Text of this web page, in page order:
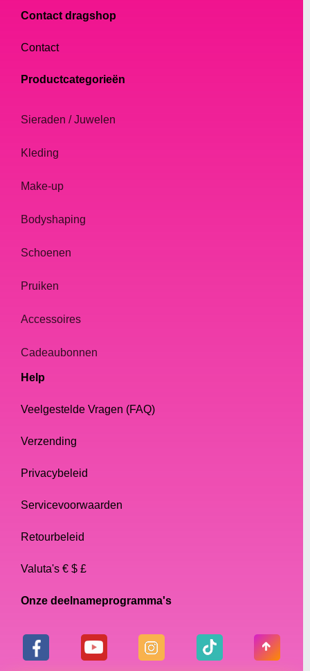
Contact dragshop
Contact
Productcategorieën
Sieraden / Juwelen
Kleding
Make-up
Bodyshaping
Schoenen
Pruiken
Accessoires
Cadeaubonnen
Help
Veelgestelde Vragen (FAQ)
Verzending
Privacybeleid
Servicevoorwaarden
Retourbeleid
Valuta's € $ £
Onze deelnameprogramma's